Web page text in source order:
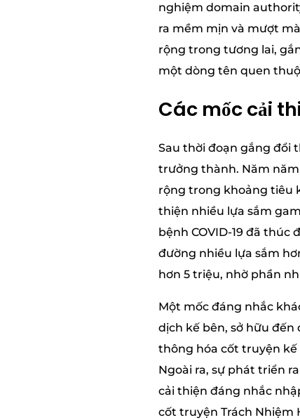
nghiệm domain
ra mềm mịn và mượt
rộng trong tương lai,
một dòng tên quen
Các mốc cải
Sau thời đoạn gắng đổi
trưởng thành. Năm
rộng trong khoảng tiêu
thiện nhiều lựa sắm
bệnh COVID-19 đã
đường nhiều lựa sắm
hơn 5 triệu, nhờ phần
Một mốc đáng nhắc
dịch kế bên, sở hữu đến
thông hóa cốt truyện kế
Ngoài ra, sự phát triển
cải thiện đáng nhắc
cốt truyện Trách Nhiệm